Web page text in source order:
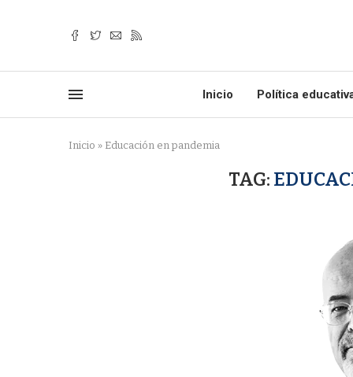
Inicio Política
Inicio » Educación en pandemia
TAG: